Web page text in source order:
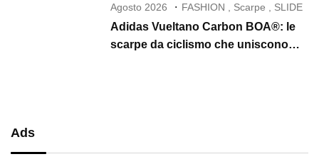
Agosto 2026 FASHION Scarpe SLIDE
Adidas Vueltano Carbon BOA®: le
scarpe da ciclismo che uniscono
Ads